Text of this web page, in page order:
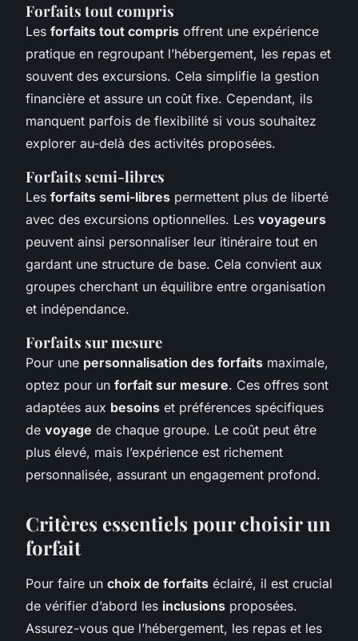
Forfaits tout compris
Les forfaits tout compris offrent une expérience
pratique en regroupant l’hébergement, les repas et
souvent des excursions. Cela simplifie la gestion
financière et assure un coût fixe. Cependant, ils
manquent parfois de flexibilité si vous souhaitez
explorer au-delà des activités proposées.
Forfaits semi-libres
Les forfaits semi-libres permettent plus de liberté
avec des excursions optionnelles. Les voyageurs
peuvent ainsi personnaliser leur itinéraire tout en
gardant une structure de base. Cela convient aux
groupes cherchant un équilibre entre organisation
et indépendance.
Forfaits sur mesure
Pour une personnalisation des forfaits maximale,
optez pour un forfait sur mesure. Ces offres sont
adaptées aux besoins et préférences spécifiques
de voyage de chaque groupe. Le coût peut être
plus élevé, mais l’expérience est richement
personnalisée, assurant un engagement profond.
Critères essentiels pour choisir un
forfait
Pour faire un choix de forfaits éclairé, il est crucial
de vérifier d’abord les inclusions proposées.
Assurez-vous que l’hébergement, les repas et les